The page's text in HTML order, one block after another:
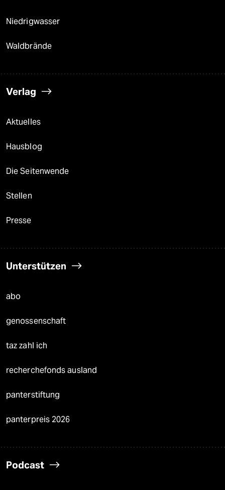
Niedrigwasser
Waldbrände
Verlag
Aktuelles
Hausblog
Die Seitenwende
Stellen
Presse
Unterstützen
abo
genossenschaft
taz zahl ich
recherchefonds ausland
panterstiftung
panterpreis 2026
Podcast